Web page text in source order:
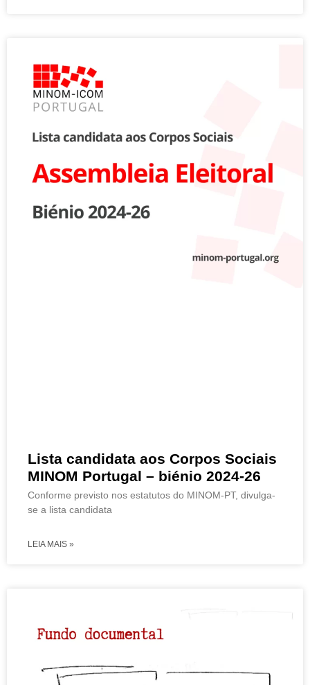
Lista candidata aos Corpos Sociais
MINOM Portugal – biénio 2024-26
Conforme previsto nos estatutos do MINOM-PT, divulga-
se a lista candidata
LEIA MAIS »